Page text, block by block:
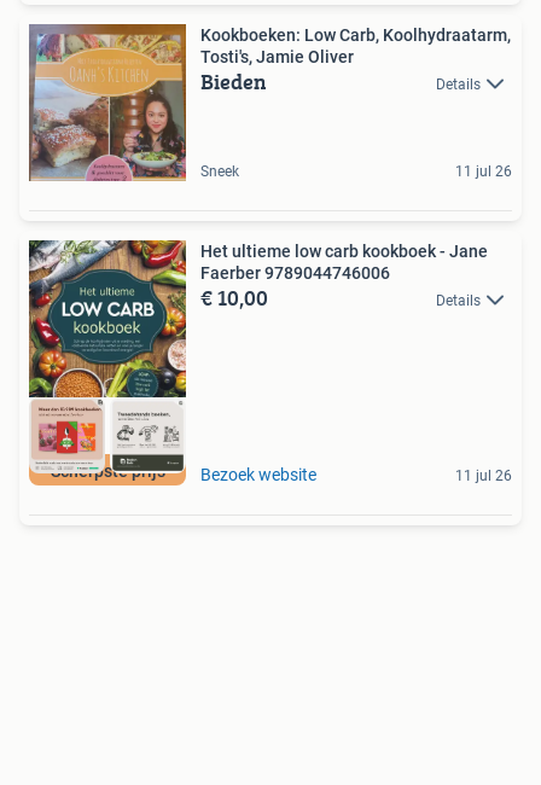
Kookboeken: Low Carb, Koolhydraatarm,
Tosti's, Jamie Oliver
Bieden Details
Sneek 11 jul 26
Scherpste prijs
Het ultieme low carb kookboek - Jane
Faerber 9789044746006
€ 10,00 Details
Bezoek website 11 jul 26